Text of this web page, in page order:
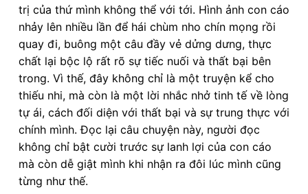
trị của thứ mình không thể với tới. Hình ảnh con cáo
nhảy lên nhiều lần để hái chùm nho chín mọng rồi
quay đi, buông một câu đầy vẻ dửng dưng, thực
chất lại bộc lộ rất rõ sự tiếc nuối và thất bại bên
trong. Vì thế, đây không chỉ là một truyện kể cho
thiếu nhi, mà còn là một lời nhắc nhở tinh tế về lòng
tự ái, cách đối diện với thất bại và sự trung thực với
chính mình. Đọc lại câu chuyện này, người đọc
không chỉ bật cười trước sự lanh lợi của con cáo
mà còn dễ giật mình khi nhận ra đôi lúc mình cũng
từng như thế.